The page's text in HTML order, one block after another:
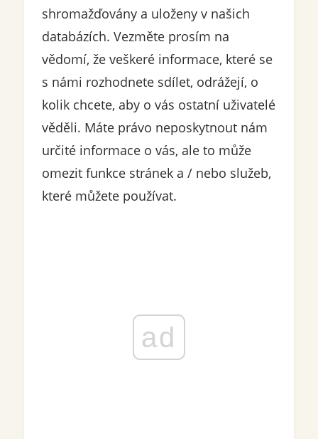
shromažďovány a uloženy v našich
databázích. Vezměte prosím na
vědomí, že veškeré informace, které se
s námi rozhodnete sdílet, odrážejí, o
kolik chcete, aby o vás ostatní uživatelé
věděli. Máte právo neposkytnout nám
určité informace o vás, ale to může
omezit funkce stránek a / nebo služeb,
které můžete používat.
ad